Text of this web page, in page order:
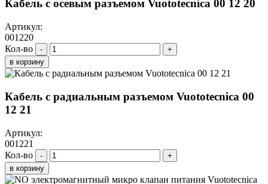
Кабель с осевым разъемом Vuototecnica 00 12 20
Артикул:
001220
Кол-во
-
+
в корзину
Кабель с радиальным разъемом Vuototecnica 00
12 21
Артикул:
001221
Кол-во
-
+
в корзину